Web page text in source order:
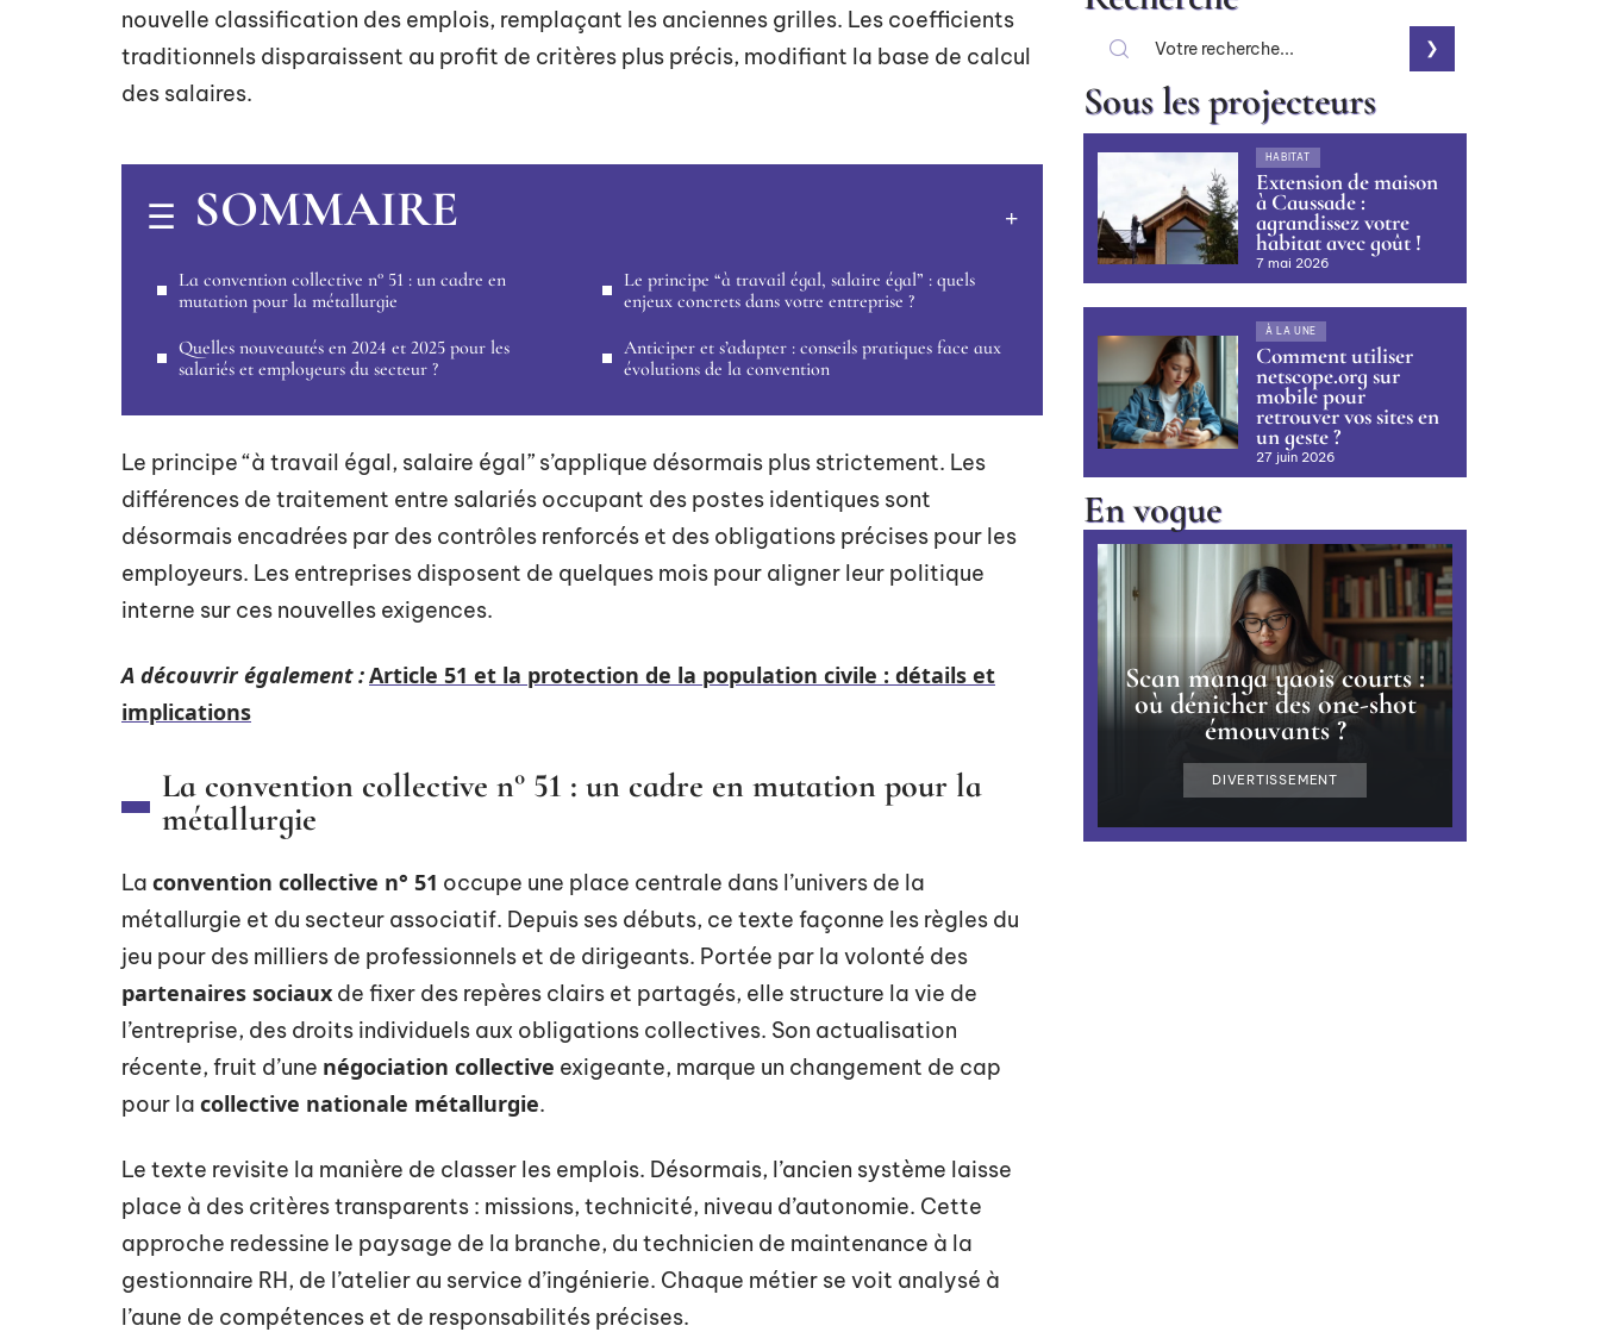
nouvelle classification des emplois, remplaçant les anciennes grilles. Les coefficients
traditionnels disparaissent au profit de critères plus précis, modifiant la base de calcul
des salaires.
SOMMAIRE
La convention collective n° 51 : un cadre en
mutation pour la métallurgie
Quelles nouveautés en 2024 et 2025 pour les
salariés et employeurs du secteur ?
Le principe “à travail égal, salaire égal” : quels
enjeux concrets dans votre entreprise ?
Anticiper et s’adapter : conseils pratiques face aux
évolutions de la convention
Le principe “à travail égal, salaire égal” s’applique désormais plus strictement. Les
différences de traitement entre salariés occupant des postes identiques sont
désormais encadrées par des contrôles renforcés et des obligations précises pour les
employeurs. Les entreprises disposent de quelques mois pour aligner leur politique
interne sur ces nouvelles exigences.
A découvrir également :Article 51 et la protection de la population civile : détails et
implications
La convention collective n° 51 : un cadre en mutation pour la
métallurgie
La convention collective n° 51 occupe une place centrale dans l’univers de la
métallurgie et du secteur associatif. Depuis ses débuts, ce texte façonne les règles du
jeu pour des milliers de professionnels et de dirigeants. Portée par la volonté des
partenaires sociaux de fixer des repères clairs et partagés, elle structure la vie de
l’entreprise, des droits individuels aux obligations collectives. Son actualisation
récente, fruit d’une négociation collective exigeante, marque un changement de cap
pour la collective nationale métallurgie.
Le texte revisite la manière de classer les emplois. Désormais, l’ancien système laisse
place à des critères transparents : missions, technicité, niveau d’autonomie. Cette
approche redessine le paysage de la branche, du technicien de maintenance à la
gestionnaire RH, de l’atelier au service d’ingénierie. Chaque métier se voit analysé à
l’aune de compétences et de responsabilités précises.
Sous les projecteurs
HABITAT
Extension de maison
à Caussade :
agrandissez votre
habitat avec goût !
7 mai 2026
À LA UNE
Comment utiliser
netscope.org sur
mobile pour
retrouver vos sites en
un geste ?
27 juin 2026
En vogue
Scan manga yaois courts :
où dénicher des one-shot
émouvants ?
DIVERTISSEMENT